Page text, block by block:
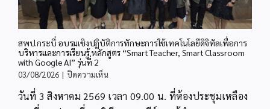
สพป.กระบี่ อบรมเชิงปฏิบัติการทักษะการใช้เทคโนโลยีดิจิทัลเพื่อการ
บริหารและการเรียนรู้ หลักสูตร “Smart Teacher, Smart Classroom
with Google AI” รุ่นที่ 2
03/08/2026 | ปิดความเห็นบน
อบรม
วันที่ 3 สิงหาคม 2569 เวลา 09.00 น. ที่ห้องประชุมเหลือง